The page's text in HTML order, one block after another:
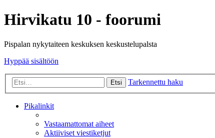
Hirvikatu 10 - foorumi
Pispalan nykytaiteen keskuksen keskustelupalsta
Hyppää sisältöön
Etsi Tarkennettu haku
Pikalinkit
Vastaamattomat aiheet
Aktiiviset viestiketjut